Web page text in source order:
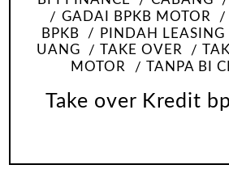
GADAI BPKB MOTOR
BPKB
PINDAH LEASING
UANG
TAKE OVER
MOTOR
TANPA BI
Take over Kredit